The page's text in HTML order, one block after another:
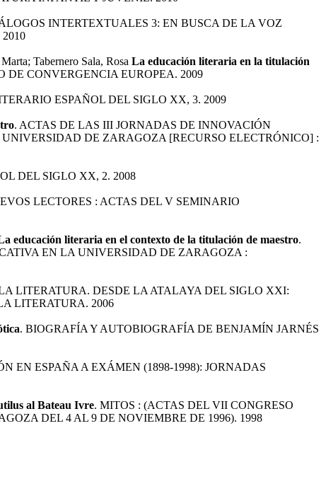
INTERTEXTUALES 3: EN BUSCA DE LA VOZ
Tabernero Sala, Rosa La educación literaria en la titulación
DE CONVERGENCIA EUROPEA. 2009
ESPAÑOL DEL SIGLO XX, 3. 2009
. ACTAS DE LAS III JORNADAS DE INNOVACIÓN
DE ZARAGOZA [RECURSO ELECTRÓNICO] :
DEL SIGLO XX, 2. 2008
LECTORES : ACTAS DEL V SEMINARIO
educación literaria en el contexto de la titulación de maestro.
EN LA UNIVERSIDAD DE ZARAGOZA :
LITERATURA. DESDE LA ATALAYA DEL SIGLO XXI:
LITERATURA. 2006
. BIOGRAFÍA Y AUTOBIOGRAFÍA DE BENJAMÍN JARNÉS
EN ESPAÑA A EXÁMEN (1898-1998): JORNADAS
al Bateau Ivre. MITOS : (ACTAS DEL VII CONGRESO
DEL 4 AL 9 DE NOVIEMBRE DE 1996). 1998